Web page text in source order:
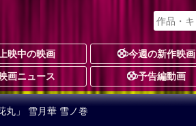
映中の映画 今週の新作映画
画ニュース 予告編動画
丸」 雪月華 雪ノ巻